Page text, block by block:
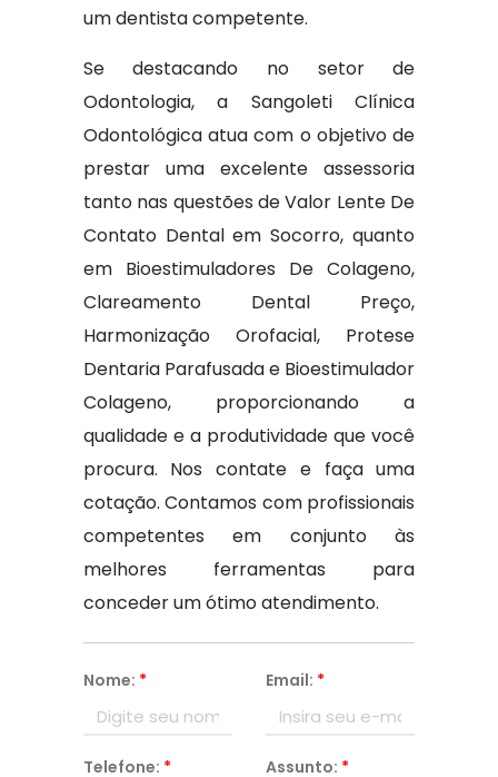
um dentista competente.
Se destacando no setor de
Odontologia, a Sangoleti Clínica
Odontológica atua com o objetivo de
prestar uma excelente assessoria
tanto nas questões de Valor Lente De
Contato Dental em Socorro, quanto
em Bioestimuladores De Colageno,
Clareamento Dental Preço,
Harmonização Orofacial, Protese
Dentaria Parafusada e Bioestimulador
Colageno, proporcionando a
qualidade e a produtividade que você
procura. Nos contate e faça uma
cotação. Contamos com profissionais
competentes em conjunto às
melhores ferramentas para
conceder um ótimo atendimento.
Nome: * Email: *
Telefone: * Assunto: *